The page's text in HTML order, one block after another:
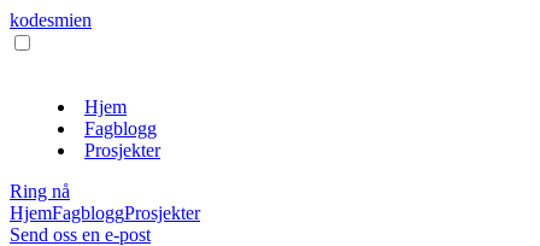
kodesmien
Hjem
Fagblogg
Prosjekter
Ring nå
HjemFagbloggProsjekter
Send oss en e-post